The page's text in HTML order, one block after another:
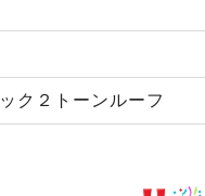
ク２トーンルーフ